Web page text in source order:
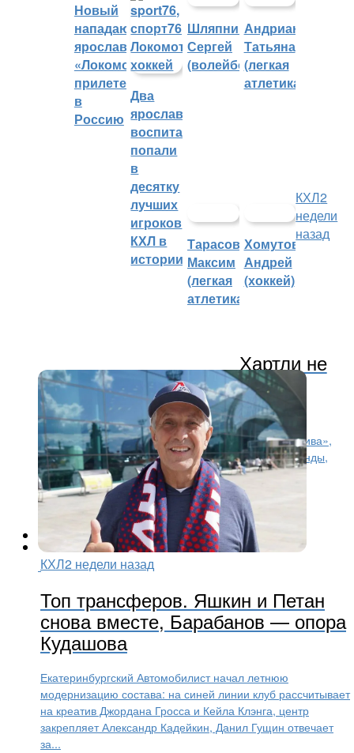
Новый
нападающий
ярославского
«Локомотива»
прилетел
в
Россию
Два
ярославских
воспитанника
попали
в
десятку
лучших
игроков
КХЛ в
истории
Шляпников
Сергей
(волейбол)
Андрианова
Татьяна
(легкая
атлетика)
Тарасов
Максим
(легкая
атлетика)
Хомутов
Андрей
(хоккей)
КХЛ2
недели
назад
Хартли не
приедет на чествование
«Локомотива»
Боб Хартли, экс-наставник ярославского «Локомотива»,
пропустит торжества по случаю чемпионства команды,
которые запланированы на 2 августа в Ярославле.
Ожидается, что специалист посетит город только в
середине...
КХЛ2 недели назад
Топ трансферов. Яшкин и Петан
снова вместе, Барабанов — опора
Кудашова
Екатеринбургский Автомобилист начал летнюю
модернизацию состава: на синей линии клуб рассчитывает
на креатив Джордана Гросса и Кейла Клэнга, центр
закрепляет Александр Кадейкин, Данил Гущин отвечает
за...